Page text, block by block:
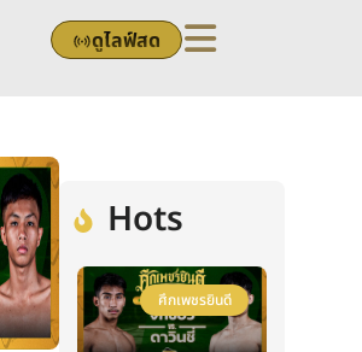
ดูไลฟ์สด
Hots
ศึกเพชรยินดี